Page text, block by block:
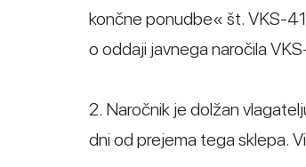
končne ponudbe« št. VKS-
o oddaji javnega naročila
2. Naročnik je dolžan
dni od prejema tega sklepa.